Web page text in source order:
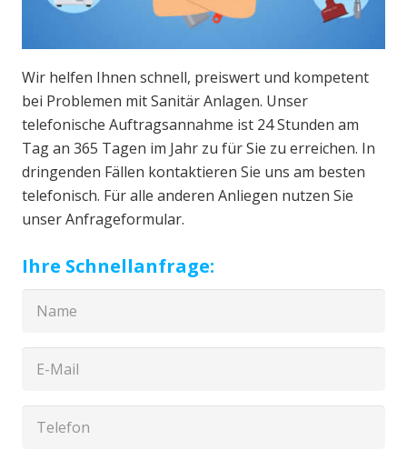
Wir helfen Ihnen schnell, preiswert und kompetent
bei Problemen mit Sanitär Anlagen. Unser
telefonische Auftragsannahme ist 24 Stunden am
Tag an 365 Tagen im Jahr zu für Sie zu erreichen. In
dringenden Fällen kontaktieren Sie uns am besten
telefonisch. Für alle anderen Anliegen nutzen Sie
unser Anfrageformular.
Ihre Schnellanfrage: